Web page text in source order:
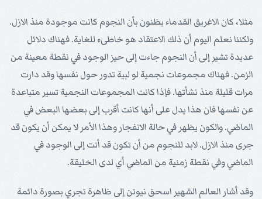
مثلا، كان الاغريق القدماء يظنون بأن النجوم كانت موجودة منذ الازل.
ولكننا نعلم اليوم أن ذلك الاعتقاد هو خاطىء للغاية. فهناك دلائل
عديدة تشير إلى أن النجوم جاءت إلى حيز الوجود في نقطة معينة من
الزمن. فهناك مجموعات نجمية لو لبية تدور حول نفسها وقد دارت
مرات قليلة منذ نشأتها. فإذا كانت المجموعات النجمية تسير متباعدة
عن نفسها فان هذا يدل على أنها كانت أقرب إلى بعضها البعض في
الماضي. والكون يظهر في حالة الانفجار وهذا الأمر لا يمكن أن يكون قد
جرى منذ الازل. لابد للنجوم من أن تكون قد أتت إلى الوجود في
الماضي وفي نقطة زمنية من الماضي أي لدى الخليقة.
وقد أشار العالم الشهير اسحق نيوتن إلى ظاهرة تجري بصورة دائمة